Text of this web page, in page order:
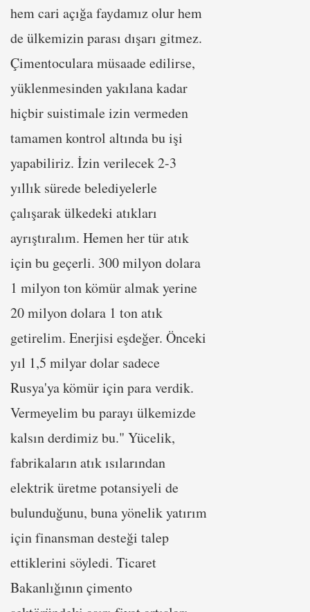
hem cari açığa faydamız olur hem
de ülkemizin parası dışarı gitmez.
Çimentoculara müsaade edilirse,
yüklenmesinden yakılana kadar
hiçbir suistimale izin vermeden
tamamen kontrol altında bu işi
yapabiliriz. İzin verilecek 2-3
yıllık sürede belediyelerle
çalışarak ülkedeki atıkları
ayrıştıralım. Hemen her tür atık
için bu geçerli. 300 milyon dolara
1 milyon ton kömür almak yerine
20 milyon dolara 1 ton atık
getirelim. Enerjisi eşdeğer. Önceki
yıl 1,5 milyar dolar sadece
Rusya'ya kömür için para verdik.
Vermeyelim bu parayı ülkemizde
kalsın derdimiz bu." Yücelik,
fabrikaların atık ısılarından
elektrik üretme potansiyeli de
bulunduğunu, buna yönelik yatırım
için finansman desteği talep
ettiklerini söyledi. Ticaret
Bakanlığının çimento